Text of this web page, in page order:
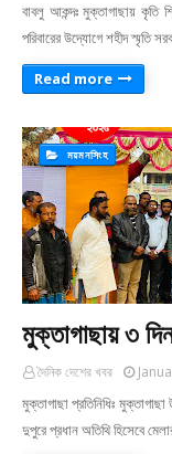
বাবলু আকন্দঃ মুক্তাগাছায় কৃতি
পরিবারের উদ্যোগে শহীদ স্মৃতি
Read more
ময়মনসিংহ
মুক্তাগাছায় ৩
দৈনিক দেশের খবর
মুক্তাগাছা প্রতিনিধিঃ
দুপুরে প্রধান অতিথি হিসেবে